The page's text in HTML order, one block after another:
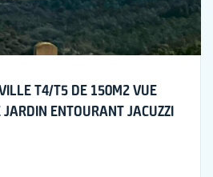
T4/T5 DE 150M2 VUE
ENTOURANT JACUZZI